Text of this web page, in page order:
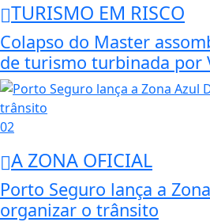
TURISMO EM RISCO
Colapso do Master
de turismo turbinada por
02
A ZONA OFICIAL
Porto Seguro lança a
organizar o trânsito